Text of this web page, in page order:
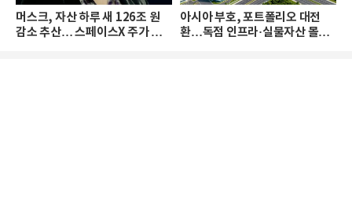
머스크, 자산 하루 새 126조 원
감소 추산… 스페이스X 주가 하
아시아 부호, 포트폴리오 대전
환…독점 인프라·실물자산 몰린